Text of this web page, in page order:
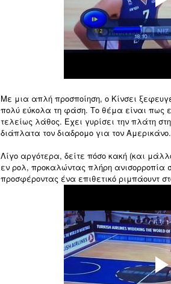
Με μια απλή προσποίηση, ο Κίνσει
πολύ εύκολα τη φάση. Το θέμα είναι πως
τελείως λάθος. Εχει γυρίσει την πλάτη
διάπλατα τον διαδρομο για τον Αμερικάνο.
Λίγο αργότερα, δείτε πόσο κακή (και
εν ρολ, προκαλώντας πλήρη ανισορροπία
προσφέροντας ένα επιθετικό ριμπάουντ